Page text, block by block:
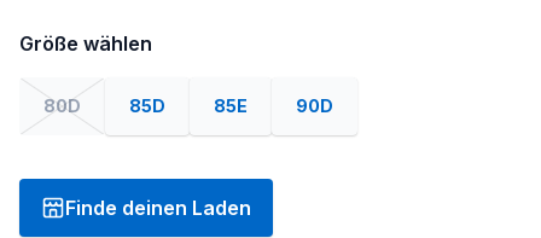
Größe wählen
80D 85D 85E 90D
Finde deinen Laden